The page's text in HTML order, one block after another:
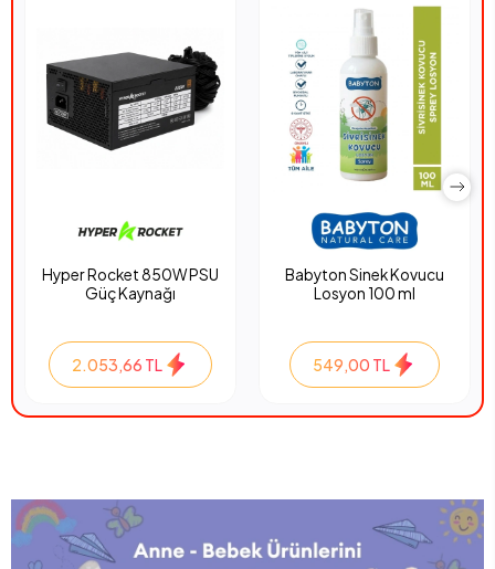
Hyper Rocket 850W PSU
Güç Kaynağı
2.053,66 TL
Babyton Sinek Kovucu
Losyon 100 ml
549,00 TL